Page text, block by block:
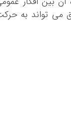
می تواند به